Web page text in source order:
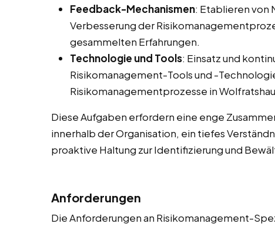
Feedback-Mechanismen: Etablieren von
Verbesserung der
gesammelten Erfahrungen.
Technologie und Tools: Einsatz und
Risikomanagement-Tools und -
Risikomanagementprozesse in
Diese Aufgaben erfordern eine enge
innerhalb der Organisation, ein tiefes
proaktive Haltung zur Identifizierung und
Anforderungen
Die Anforderungen an Risikomanagement-